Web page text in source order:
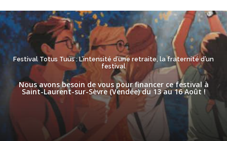
Festival Totus Tuus : L’intensité d’une retraite, la fraternité d’un
festival
Nous avons besoin de vous pour financer ce festival à
Saint-Laurent-sur-Sèvre (Vendée) du 13 au 16 Août !